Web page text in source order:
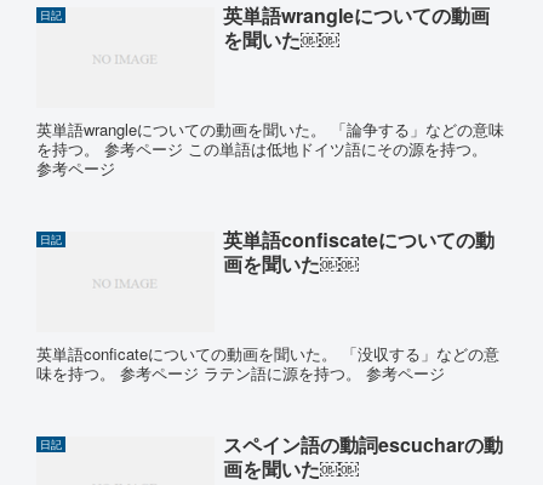
日記
英単語wrangleについての動画
を聞いた￼￼
英単語wrangleについての動画を聞いた。 「論争する」などの意味
を持つ。 参考ページ この単語は低地ドイツ語にその源を持つ。
参考ページ
日記
英単語confiscateについての動
画を聞いた￼￼
英単語conficateについての動画を聞いた。 「没収する」などの意
味を持つ。 参考ページ ラテン語に源を持つ。 参考ページ
日記
スペイン語の動詞escucharの動
画を聞いた￼￼